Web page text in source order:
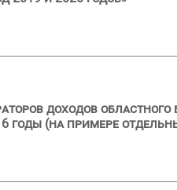
доходов
годы (на примере